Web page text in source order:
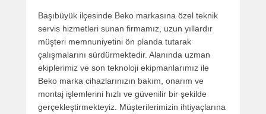
Başıbüyük ilçesinde Beko markasına özel teknik
servis hizmetleri sunan firmamız, uzun yıllardır
müşteri memnuniyetini ön planda tutarak
çalışmalarını sürdürmektedir. Alanında uzman
ekiplerimiz ve son teknoloji ekipmanlarımız ile
Beko marka cihazlarınızın bakım, onarım ve
montaj işlemlerini hızlı ve güvenilir bir şekilde
gerçekleştirmekteyiz. Müşterilerimizin ihtiyaçlarına